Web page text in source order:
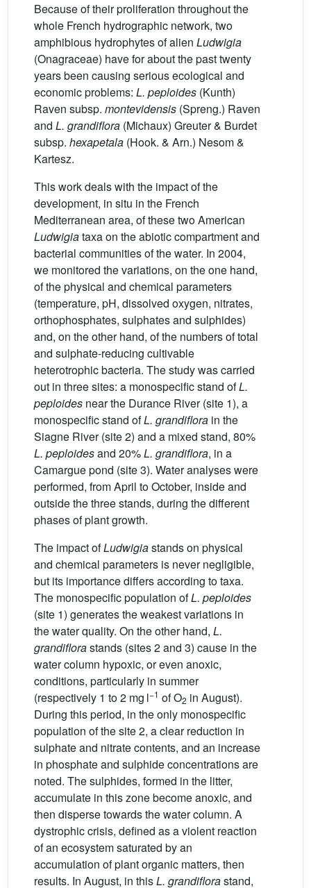
Because of their proliferation throughout the
whole French hydrographic network, two
amphibious hydrophytes of alien Ludwigia
(Onagraceae) have for about the past twenty
years been causing serious ecological and
economic problems: L. peploides (Kunth)
Raven subsp. montevidensis (Spreng.) Raven
and L. grandiflora (Michaux) Greuter & Burdet
subsp. hexapetala (Hook. & Arn.) Nesom &
Kartesz.
This work deals with the impact of the
development, in situ in the French
Mediterranean area, of these two American
Ludwigiataxa on the abiotic compartment and
bacterial communities of the water. In 2004,
we monitored the variations, on the one hand,
of the physical and chemical parameters
(temperature, pH, dissolved oxygen, nitrates,
orthophosphates, sulphates and sulphides)
and, on the other hand, of the numbers of total
and sulphate-reducing cultivable
heterotrophic bacteria. The study was carried
out in three sites: a monospecific stand ofL.
peploides near the Durance River (site 1), a
monospecific stand ofL. grandiflora in the
Siagne River (site 2) and a mixed stand, 80%
L. peploidesand 20%L. grandiflora, in a
Camargue pond (site 3). Water analyses were
performed, from April to October, inside and
outside the three stands, during the different
phases of plant growth.
The impact ofLudwigiastands on physical
and chemical parameters is never negligible,
but its importance differs according to taxa.
The monospecific population ofL. peploides
(site 1) generates the weakest variations in
the water quality. On the other hand, L.
grandiflorastands (sites 2 and 3) cause in the
water column hypoxic, or even anoxic,
conditions, particularly in summer
(respectively 1 to 2 mg l−1 of O2 in August).
During this period, in the only monospecific
population of the site 2, a clear reduction in
sulphate and nitrate contents, and an increase
in phosphate and sulphide concentrations are
noted. The sulphides, formed in the litter,
accumulate in this zone become anoxic, and
then disperse towards the water column. A
dystrophic crisis, defined as a violent reaction
of an ecosystem saturated by an
accumulation of plant organic matters, then
results. In August, in thisL. grandiflorastand,